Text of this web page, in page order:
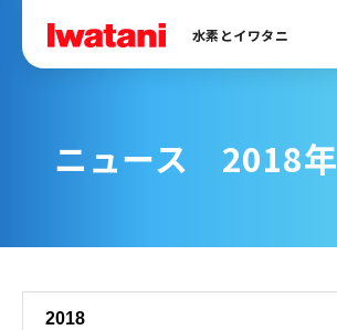
水素とイワタニ
ニュース 2018年